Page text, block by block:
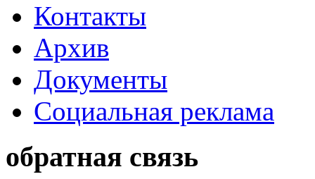
Контакты
Архив
Документы
Социальная реклама
обратная связь